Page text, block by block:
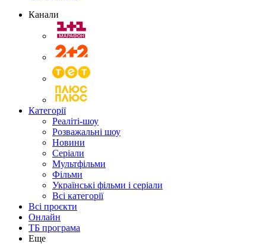
Канали
Категорії
Реаліті-шоу
Розважальні шоу
Новини
Серіали
Мультфільми
Фільми
Українські фільми і серіали
Всі категорії
Всі проєкти
Онлайн
ТБ програма
Еще